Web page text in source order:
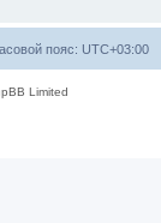
пояс: UTC+03:00
Limited